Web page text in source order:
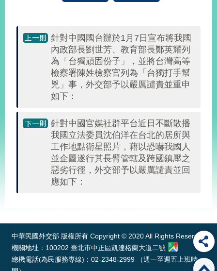
國
訊
關
網
站
針對中國國台辦於1月7日宣布將我國
內政部長劉世芳、教育部長鄭英耀列
為「台獨頑固份子」，並將台灣高等
檢察署陳姓檢察官列為「台獨打手幫
兇」事，外交部予以嚴厲譴責並重申
如下：
針對中國官媒社群平台近日不斷散播
我國立法委員沈伯洋在台北的居所與
工作地點衛星照片，藉以恐嚇我國人
並企圖遂行其長臂管轄及跨國鎮壓之
惡劣行徑，外交部予以嚴厲譴責並回
應如下：
中華民國外交部 版權所有 Copyright © 2020 All Rights Reserved
機關地址：100202 臺北市中正區凱達格蘭大道二號
總機電話(為民服務專線)：02-2348-2999 （週一至週五上班時